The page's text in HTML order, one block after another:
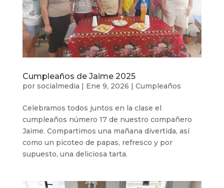
Cumpleaños de Jaime 2025
por socialmedia Ene 9, 2026 Cumpleaños
Celebramos todos juntos en la clase el
cumpleaños número 17 de nuestro compañero
Jaime. Compartimos una mañana divertida, así
como un picoteo de papas, refresco y por
supuesto, una deliciosa tarta.